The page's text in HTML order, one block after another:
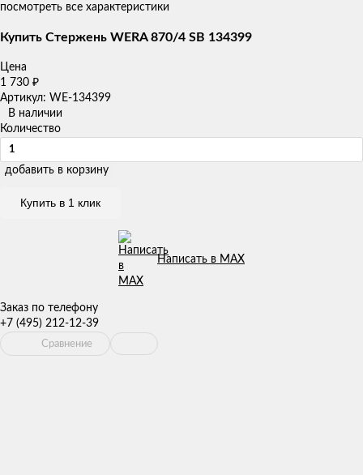
посмотреть все характеристики
Купить Стержень WERA 870/4 SB 134399
Цена
1 730 ₽
Артикул: WE-134399
В наличии
Количество
добавить в корзину
Купить в 1 клик
Написать в MAX
Заказ по телефону
+7 (495) 212-12-39
Сравнение